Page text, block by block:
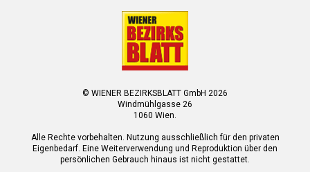
© WIENER BEZIRKSBLATT GmbH 2026
Windmühlgasse 26
1060 Wien.
Alle Rechte vorbehalten. Nutzung ausschließlich für den privaten
Eigenbedarf. Eine Weiterverwendung und Reproduktion über den
persönlichen Gebrauch hinaus ist nicht gestattet.